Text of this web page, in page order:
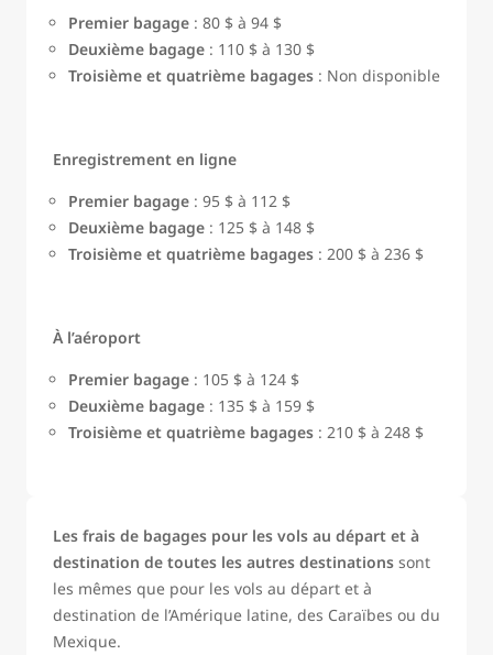
Premier bagage : 80 $ à 94 $
Deuxième bagage : 110 $ à 130 $
Troisième et quatrième bagages : Non disponible
Enregistrement en ligne
Premier bagage : 95 $ à 112 $
Deuxième bagage : 125 $ à 148 $
Troisième et quatrième bagages : 200 $ à 236 $
À l’aéroport
Premier bagage : 105 $ à 124 $
Deuxième bagage : 135 $ à 159 $
Troisième et quatrième bagages : 210 $ à 248 $
Les frais de bagages pour les vols au départ et à
destination de toutes les autres destinations sont
les mêmes que pour les vols au départ et à
destination de l’Amérique latine, des Caraïbes ou du
Mexique.